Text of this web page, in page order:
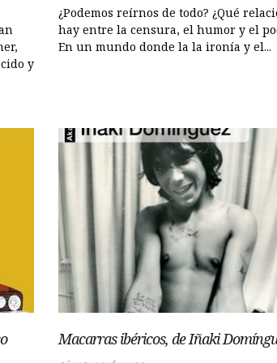
y
¿Podemos reírnos de todo? ¿Qué
hay entre la censura, el humor y el
En un mundo donde la la ironía y el...
Macarras ibéricos, de Iñaki